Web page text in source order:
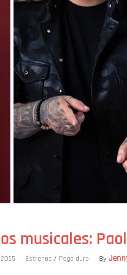
musicales:
Estrenos / Pega duro By